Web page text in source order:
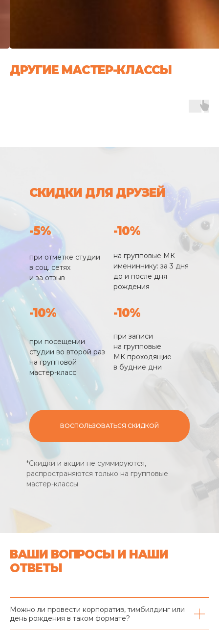
ДРУГИЕ МАСТЕР-КЛАССЫ
*Скидки и акции не суммируются,
распространяются только на групповые
мастер-классы
ВОСПОЛЬЗОВАТЬСЯ СКИДКОЙ
при записи
на групповые
МК проходящие
в будние дни
-10%
при посещении
студии во второй раз
на групповой
мастер-класс
-10%
-10%
на групповые МК
имениннику: за 3 дня
до и после дня
рождения
при отметке студии
в соц. сетях
и за отзыв
-5%
СКИДКИ ДЛЯ ДРУЗЕЙ
ВАШИ ВОПРОСЫ И НАШИ
ОТВЕТЫ
Можно ли провести корпоратив, тимбилдинг или
день рождения в таком формате?